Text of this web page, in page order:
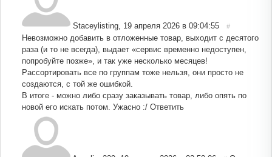
Staceylisting 19 апреля 2026 в 09:04:55 #
Невозможно добавить в отложенные товар, выходит с десятого
раза (и то не всегда), выдает «сервис временно недоступен,
попробуйте позже», и так уже несколько месяцев!
Рассортировать все по группам тоже нельзя, они просто не
создаются, с той же ошибкой.
В итоге - можно либо сразу заказывать товар, либо опять по
новой его искать потом. Ужасно :/ Ответить